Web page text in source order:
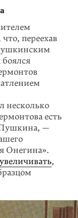
переехав
несколько
есть
Пушкина, —
Онегина».
,